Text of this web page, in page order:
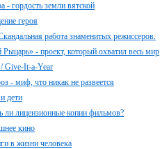
- гордость земли вятской
героя
работа знаменитых режиссеров.
- проект, который охватил весь мир
Give-It-a-Year
- миф, что никак не развеется
дети
ли лицензионные копии фильмов?
кино
в жизни человека